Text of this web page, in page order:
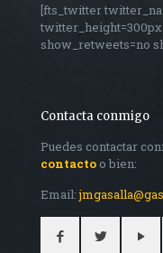
[fts_twitter
show_retweets=no
Contacta conmigo
Puedes contactar
contacto o bien:
Email: